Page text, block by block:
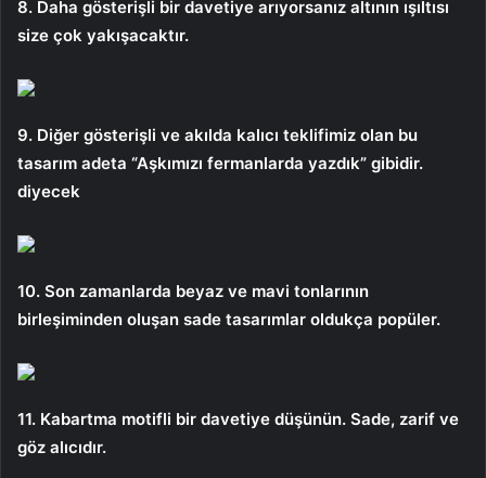
8. Daha gösterişli bir davetiye arıyorsanız altının ışıltısı
size çok yakışacaktır.
9. Diğer gösterişli ve akılda kalıcı teklifimiz olan bu
tasarım adeta “Aşkımızı fermanlarda yazdık” gibidir.
diyecek
10. Son zamanlarda beyaz ve mavi tonlarının
birleşiminden oluşan sade tasarımlar oldukça popüler.
11. Kabartma motifli bir davetiye düşünün. Sade, zarif ve
göz alıcıdır.